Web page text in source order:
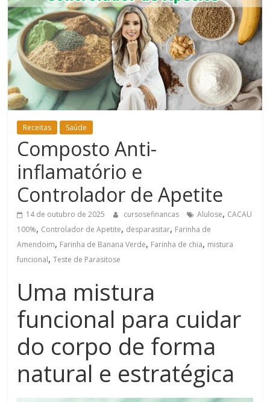
Estar
Receitas Saúde
Composto Anti-
inflamatório e
Controlador de Apetite
14 de outubro de 2025 cursosefinancas Alulose, CACAU
100%, Controlador de Apetite, desparasitar, Farinha de
Amendoim, Farinha de Banana Verde, Farinha de chia, mistura
funcional,Teste de Parasitose
Uma mistura
funcional para cuidar
do corpo de forma
natural e estratégica